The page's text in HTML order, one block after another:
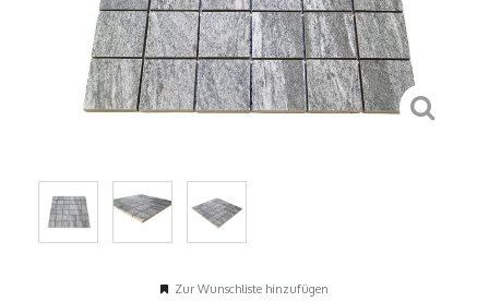
Zur Wunschliste hinzufügen